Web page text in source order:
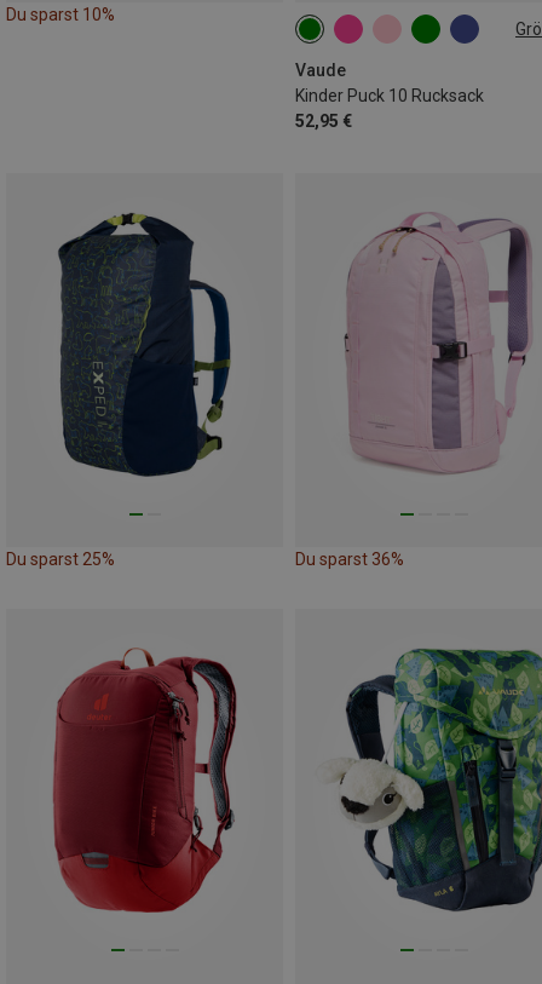
Du sparst 10%
Vaude
Kinder Puck 10 Rucksack
52,95 €
10L
Du sparst 25% Du sparst 36%